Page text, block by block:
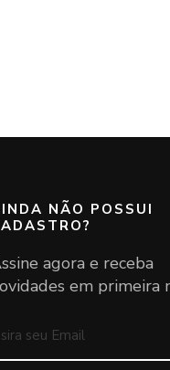
NÃO POSSUI
agora e receba
em primeira